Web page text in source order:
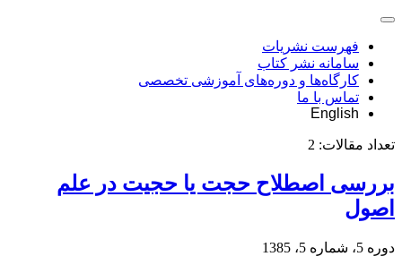
فهرست نشریات
سامانه نشر کتاب
کارگاه‌ها و دوره‌های آموزشی تخصصی
تماس با ما
English
تعداد مقالات: 2
‌بررسی اصطلاح حجت یا حجیت در علم
اصول
دوره 5، شماره 5، 1385